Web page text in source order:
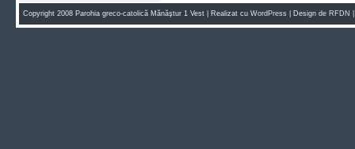
Copyright 2008 Parohia greco-catolică Mănăştur 1 Vest | Realizat cu WordPress | Design de RFDN